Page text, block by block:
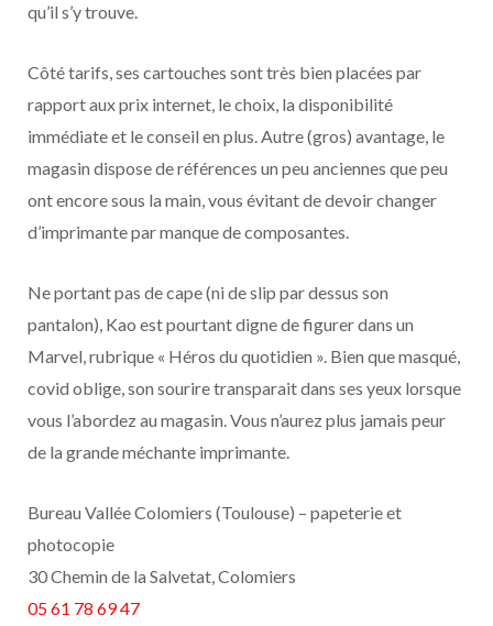
qu’il s’y trouve.
Côté tarifs, ses cartouches sont très bien placées par
rapport aux prix internet, le choix, la disponibilité
immédiate et le conseil en plus. Autre (gros) avantage, le
magasin dispose de références un peu anciennes que peu
ont encore sous la main, vous évitant de devoir changer
d’imprimante par manque de composantes.
Ne portant pas de cape (ni de slip par dessus son
pantalon), Kao est pourtant digne de figurer dans un
Marvel, rubrique « Héros du quotidien ». Bien que masqué,
covid oblige, son sourire transparait dans ses yeux lorsque
vous l’abordez au magasin. Vous n’aurez plus jamais peur
de la grande méchante imprimante.
Bureau Vallée Colomiers (Toulouse) – papeterie et
photocopie
30 Chemin de la Salvetat, Colomiers
05 61 78 69 47